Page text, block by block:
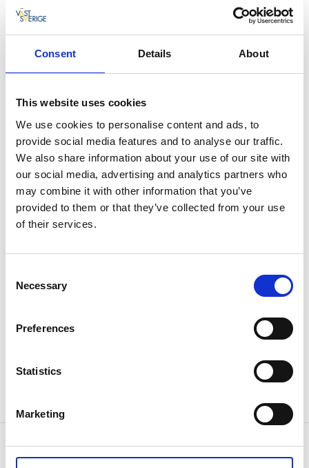
Consent Details About
This website uses cookies
We use cookies to personalise content and ads, to
provide social media features and to analyse our traffic.
We also share information about your use of our site with
our social media, advertising and analytics partners who
may combine it with other information that you’ve
provided to them or that they’ve collected from your use
of their services.
Selection
Necessary
Preferences
Statistics
Marketing
Kontaktinformation